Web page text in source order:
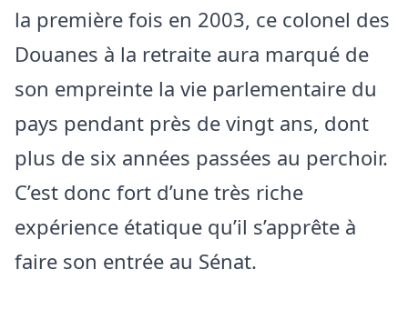
la première fois en 2003, ce colonel des
Douanes à la retraite aura marqué de
son empreinte la vie parlementaire du
pays pendant près de vingt ans, dont
plus de six années passées au perchoir.
C’est donc fort d’une très riche
expérience étatique qu’il s’apprête à
faire son entrée au Sénat.